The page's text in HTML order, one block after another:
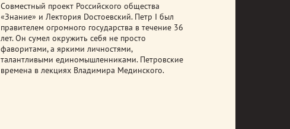
Совместный проект Российского общества
«Знание» и Лектория Dостоевский. Петр I был
правителем огромного государства в течение 36
лет. Он сумел окружить себя не просто
фаворитами, а яркими личностями,
талантливыми единомышленниками. Петровские
времена в лекциях Владимира Мединского.